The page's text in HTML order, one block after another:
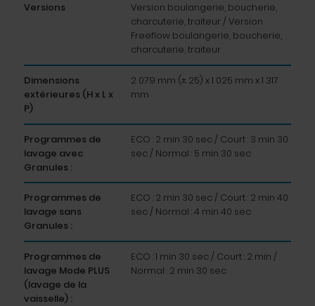
Versions
Version boulangerie, boucherie,
charcuterie, traiteur / Version
Freeflow boulangerie, boucherie,
charcuterie, traiteur
Dimensions
extérieures (H x L x
P)
2 079 mm (± 25) x 1 025 mm x 1 317
mm
Programmes de
lavage avec
Granules :
ECO : 2 min 30 sec / Court : 3 min 30
sec / Normal : 5 min 30 sec
Programmes de
lavage sans
Granules :
ECO : 2 min 30 sec / Court : 2 min 40
sec / Normal : 4 min 40 sec
Programmes de
lavage Mode PLUS
(lavage de la
vaisselle) :
ECO : 1 min 30 sec / Court : 2 min /
Normal : 2 min 30 sec